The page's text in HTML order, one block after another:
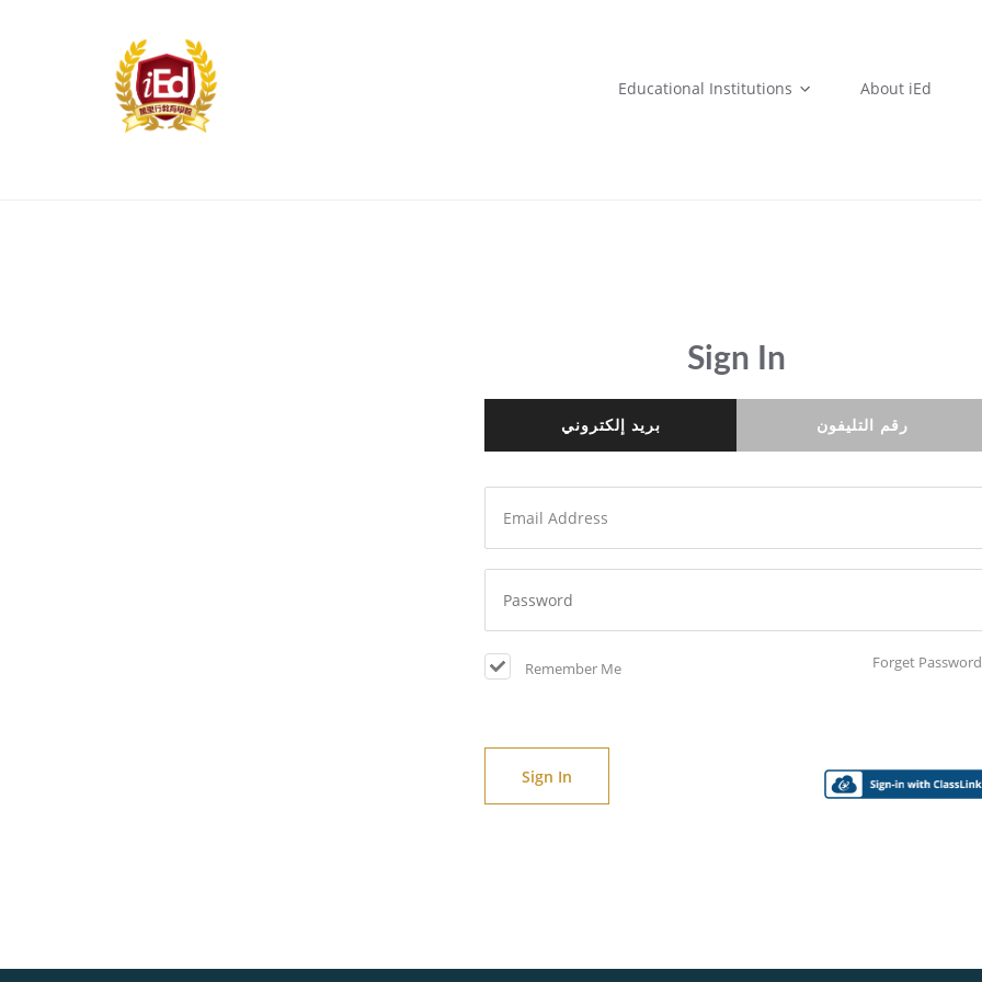
Educational Institutions About iEd
Sign In
بريد إلكتروني رقم التليفون
Remember Me Forget